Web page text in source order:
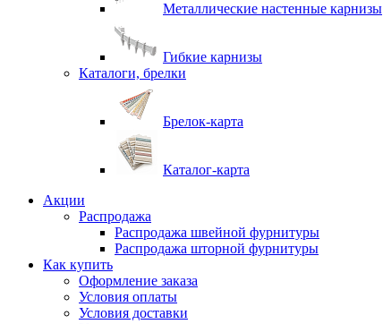
Металлические настенные карнизы
Гибкие карнизы
Каталоги, брелки
Брелок-карта
Каталог-карта
Акции
Распродажа
Распродажа швейной фурнитуры
Распродажа шторной фурнитуры
Как купить
Оформление заказа
Условия оплаты
Условия доставки